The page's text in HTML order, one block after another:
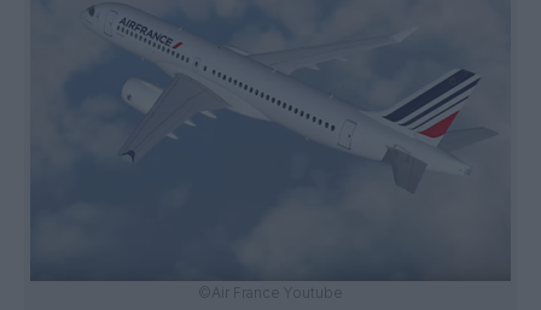
©Air France Youtube